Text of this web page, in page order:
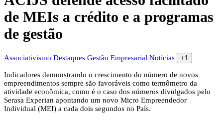
de MEIs a crédito e a programas
de gestão
Associativismo Destaques Gestão Empresarial Notícias +1
Indicadores demonstrando o crescimento do número de novos
empreendimentos sempre são favoráveis como termômetro da
atividade econômica, como é o caso dos números divulgados pelo
Serasa Experian apontando um novo Micro Empreendedor
Individual (MEI) a cada dois segundos no País.